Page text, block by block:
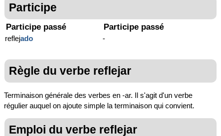
Participe
Participe passé
reflejado
Participe passé
-
Règle du verbe reflejar
Terminaison générale des verbes en -ar. Il s'agit d'un verbe
régulier auquel on ajoute simple la terminaison qui convient.
Emploi du verbe reflejar